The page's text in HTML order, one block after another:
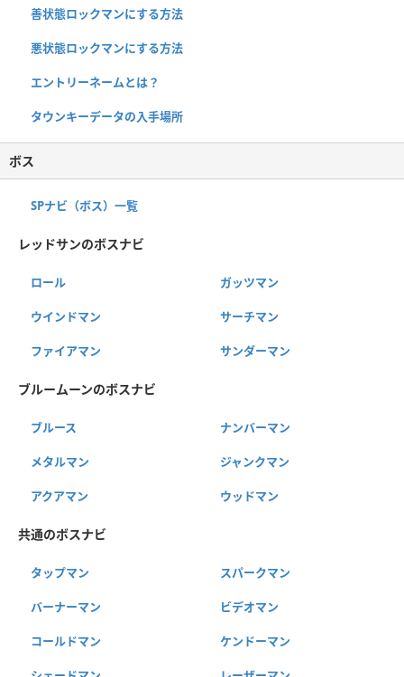
善状態ロックマンにする方法
悪状態ロックマンにする方法
エントリーネームとは？
タウンキーデータの入手場所
ボス
SPナビ（ボス）一覧
レッドサンのボスナビ
ロール ガッツマン
ウインドマン サーチマン
ファイアマン サンダーマン
ブルームーンのボスナビ
ブルース ナンバーマン
メタルマン ジャンクマン
アクアマン ウッドマン
共通のボスナビ
タップマン スパークマン
バーナーマン ビデオマン
コールドマン ケンドーマン